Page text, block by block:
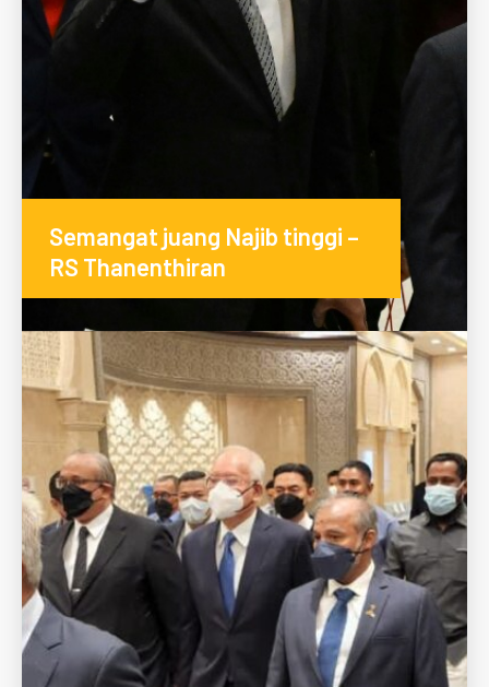
Semangat juang Najib tinggi –
RS Thanenthiran